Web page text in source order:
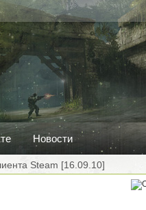
Новости
Steam [16.09.10]